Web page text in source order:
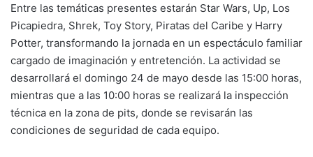
Entre las temáticas presentes estarán Star Wars, Up, Los
Picapiedra, Shrek, Toy Story, Piratas del Caribe y Harry
Potter, transformando la jornada en un espectáculo familiar
cargado de imaginación y entretención. La actividad se
desarrollará el domingo 24 de mayo desde las 15:00 horas,
mientras que a las 10:00 horas se realizará la inspección
técnica en la zona de pits, donde se revisarán las
condiciones de seguridad de cada equipo.